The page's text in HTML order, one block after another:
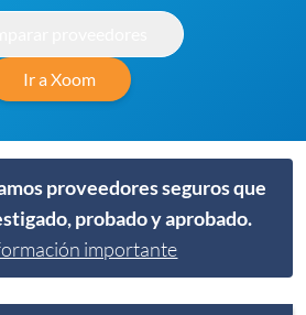
Ir a Xoom
proveedores seguros que
probado y aprobado.
importante